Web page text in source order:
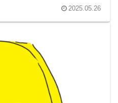
2025.05.26